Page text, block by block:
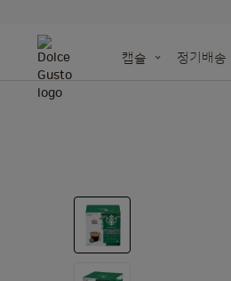
캡슐 정기배송
images